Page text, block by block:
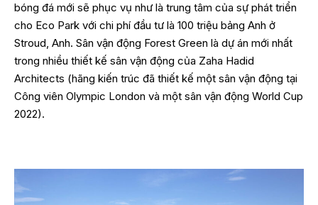
bóng đá mới sẽ phục vụ như là trung tâm của sự phát triển
cho Eco Park với chi phí đầu tư là 100 triệu bảng Anh ở
Stroud, Anh. Sân vận động Forest Green là dự án mới nhất
trong nhiều thiết kế sân vận động của Zaha Hadid
Architects (hãng kiến trúc đã thiết kế một sân vận động tại
Công viên Olympic London và một sân vận động World Cup
2022).